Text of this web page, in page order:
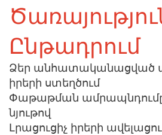
Ընթադրում
Ձեր անհատականացված
իրերի ստեղծում
Փաթաթման
նյութով
Լրացուցիչ իրերի